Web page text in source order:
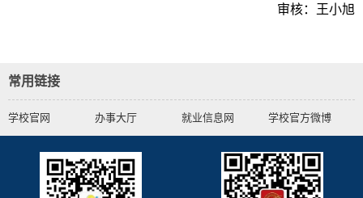
审核：王小旭
常用链接
学校官网 办事大厅 就业信息网 学校官方微博